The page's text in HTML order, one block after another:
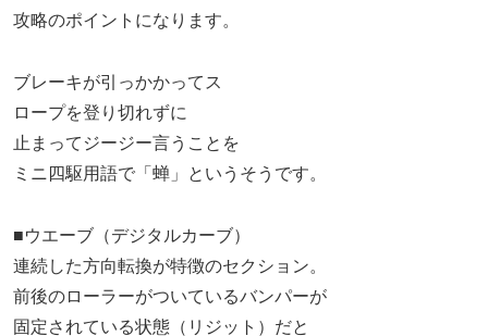
攻略のポイントになります。
ブレーキが引っかかってス
ロープを登り切れずに
止まってジージー言うことを
ミニ四駆用語で「蝉」というそうです。
■ウエーブ（デジタルカーブ）
連続した方向転換が特徴のセクション。
前後のローラーがついているバンパーが
固定されている状態（リジット）だと